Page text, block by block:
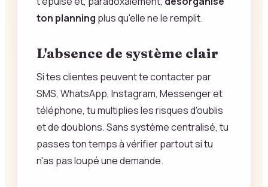
ton planning plus qu'elle ne le remplit.
L'absence de système clair
Si tes clientes peuvent te contacter par
SMS, WhatsApp, Instagram, Messenger et
téléphone, tu multiplies les risques d'oublis
et de doublons. Sans système centralisé, tu
passes ton temps à vérifier partout si tu
n'as pas loupé une demande.